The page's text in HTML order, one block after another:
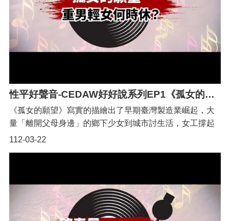
性平好聲音-CEDAW好好說系列EP1《孤女的願望：重男輕女何時休？》
112-03-22
《孤女的願望》寫實的描繪出了早期臺灣製造業崛起，大
量「離開父母身邊」的鄉下少女到城市討生活，女工撐起
工廠生產線的時代背景。|千萬不要覺得重男輕女只是「古
示，2017年全球只有12個國家出生嬰兒性別比有顯著的不
平衡，台灣就是其中一個。|CEDAW讓孤女不再孤軍奮
戰！要求國家負起責任，消除重男輕女的偏見、習俗及慣